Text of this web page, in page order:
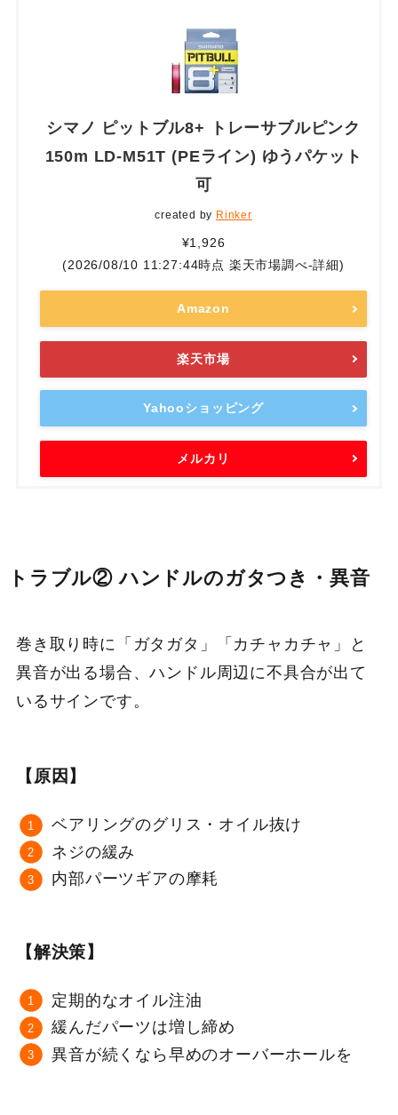
シマノ ピットブル8+ トレーサブルピンク
150m LD-M51T (PEライン) ゆうパケット
可
created by Rinker
¥1,926
(2026/08/10 11:27:44時点 楽天市場調べ-詳細)
Amazon
楽天市場
Yahooショッピング
メルカリ
トラブル② ハンドルのガタつき・異音
巻き取り時に「ガタガタ」「カチャカチャ」と
異音が出る場合、ハンドル周辺に不具合が出て
いるサインです。
【原因】
ベアリングのグリス・オイル抜け
ネジの緩み
内部パーツギアの摩耗
【解決策】
定期的なオイル注油
緩んだパーツは増し締め
異音が続くなら早めのオーバーホールを